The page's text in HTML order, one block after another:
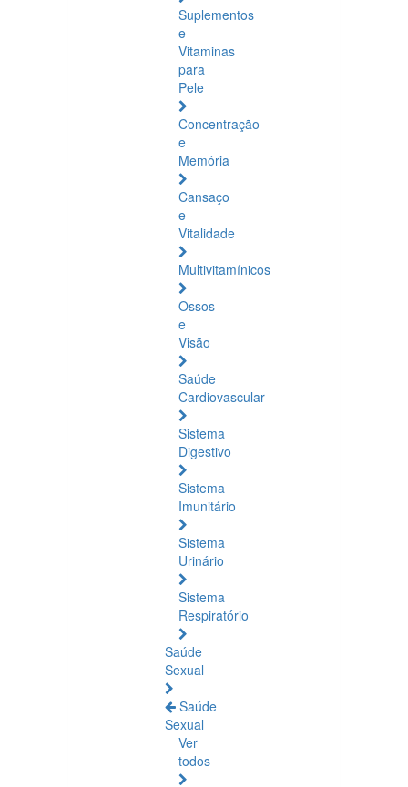
Suplementos
e
Vitaminas
para
Pele
Concentração
e
Memória
Cansaço
e
Vitalidade
Multivitamínicos
Ossos
e
Visão
Saúde
Cardiovascular
Sistema
Digestivo
Sistema
Imunitário
Sistema
Urinário
Sistema
Respiratório
Saúde
Sexual
Saúde
Sexual
Ver
todos